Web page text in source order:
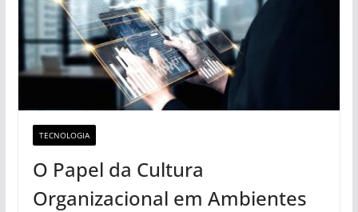
TECNOLOGIA
O Papel da Cultura
Organizacional em Ambientes